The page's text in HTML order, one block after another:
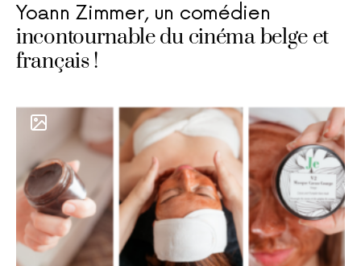
Yoann Zimmer, un comédien
incontournable du cinéma belge et
français !